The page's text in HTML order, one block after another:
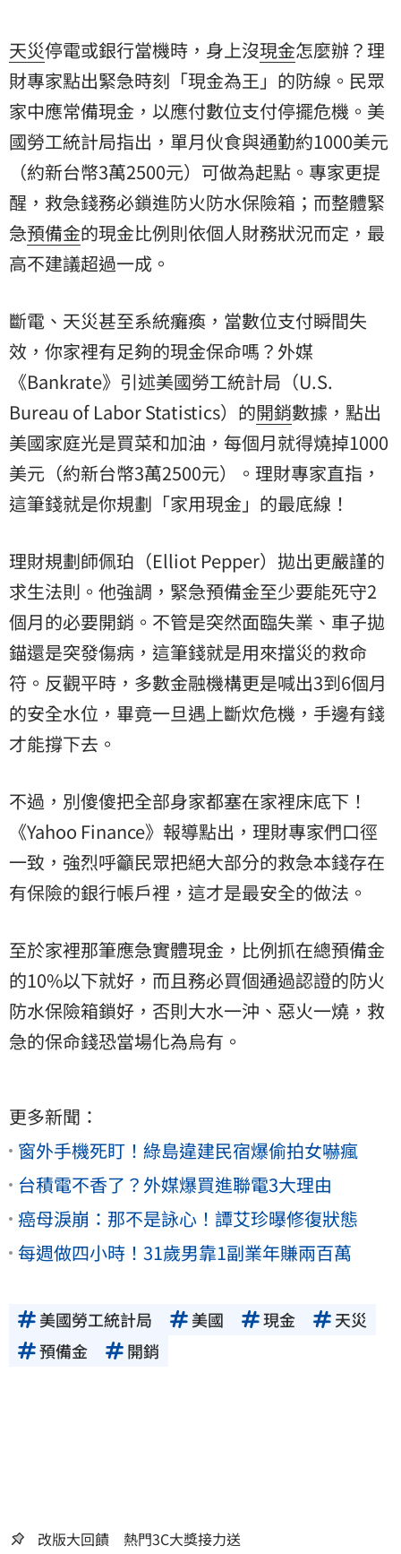
天災停電或銀行當機時，身上沒現金怎麼辦？理
財專家點出緊急時刻「現金為王」的防線。民眾
家中應常備現金，以應付數位支付停擺危機。 美
國勞工統計局指出，單月伙食與通勤約1000美元
（約新台幣3萬2500元）可做為起點。專家更提
醒，救急錢務必鎖進防火防水保險箱；而整體緊
急預備金的現金比例則依個人財務狀況而定，最
高不建議超過一成。
斷電、天災甚至系統癱瘓，當數位支付瞬間失
效，你家裡有足夠的現金保命嗎？外媒
《Bankrate》引述美國勞工統計局（U.S.
Bureau of Labor Statistics）的開銷數據，點出
美國家庭光是買菜和加油，每個月就得燒掉1000
美元（約新台幣3萬2500元）。理財專家直指，
這筆錢就是你規劃「家用現金」的最底線！
理財規劃師佩珀（Elliot Pepper）拋出更嚴謹的
求生法則。他強調，緊急預備金至少要能死守2
個月的必要開銷。不管是突然面臨失業、車子拋
錨還是突發傷病，這筆錢就是用來擋災的救命
符。反觀平時，多數金融機構更是喊出3到6個月
的安全水位，畢竟一旦遇上斷炊危機，手邊有錢
才能撐下去。
不過，別傻傻把全部身家都塞在家裡床底下！
《Yahoo Finance》報導點出，理財專家們口徑
一致，強烈呼籲民眾把絕大部分的救急本錢存在
有保險的銀行帳戶裡，這才是最安全的做法。
至於家裡那筆應急實體現金，比例抓在總預備金
的10%以下就好，而且務必買個通過認證的防火
防水保險箱鎖好，否則大水一沖、惡火一燒，救
急的保命錢恐當場化為烏有。
更多新聞：
窗外手機死盯！綠島違建民宿爆偷拍女嚇瘋
台積電不香了？外媒爆買進聯電3大理由
癌母淚崩：那不是詠心！譚艾珍曝修復狀態
每週做四小時！31歲男靠1副業年賺兩百萬
美國勞工統計局 美國 現金
天災
預備金
開銷
改版大回饋 熱門3C大獎接力送